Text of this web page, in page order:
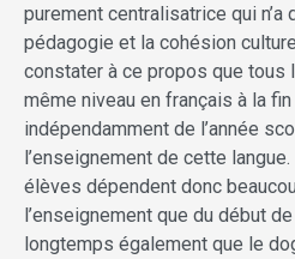
purement centralisatrice qui n’a
pédagogie et la cohésion
constater à ce propos que tous
même niveau en français à la
indépendamment de l’année
l’enseignement de cette
élèves dépendent donc
l’enseignement que du début
longtemps également que le